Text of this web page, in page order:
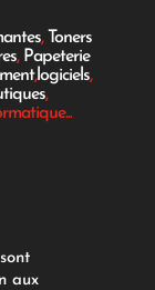
,Toners
, Papeterie
,logiciels,
,
aux